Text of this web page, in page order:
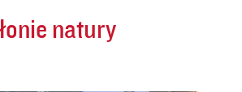
natury